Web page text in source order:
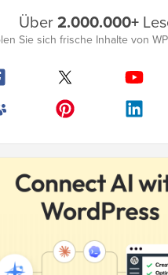
Über2.000.000+
Sie sich frische Inhalte von